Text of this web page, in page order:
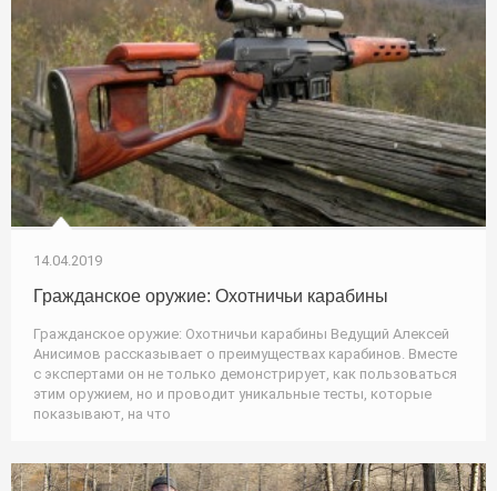
14.04.2019
Гражданское оружие: Охотничьи карабины
Гражданское оружие: Охотничьи карабины Ведущий Алексей
Анисимов рассказывает о преимуществах карабинов. Вместе
с экспертами он не только демонстрирует, как пользоваться
этим оружием, но и проводит уникальные тесты, которые
показывают, на что